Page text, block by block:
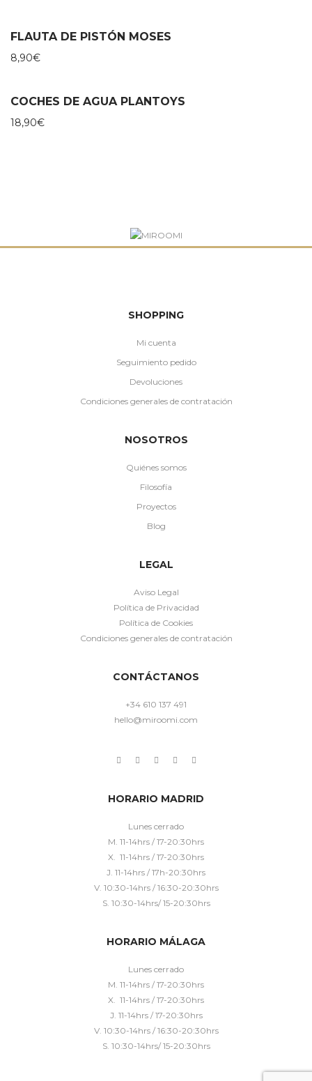
FLAUTA DE PISTÓN MOSES
8,90€
COCHES DE AGUA PLANTOYS
18,90€
SHOPPING
Mi cuenta
Seguimiento pedido
Devoluciones
Condiciones generales de contratación
NOSOTROS
Quiénes somos
Filosofía
Proyectos
Blog
LEGAL
Aviso Legal
Política de Privacidad
Política de Cookies
Condiciones generales de contratación
CONTÁCTANOS
+34 610 137 491
hello@miroomi.com
HORARIO MADRID
Lunes cerrado
M. 11-14hrs / 17-20:30hrs
X. 11-14hrs / 17-20:30hrs
J. 11-14hrs / 17h-20:30hrs
V. 10:30-14hrs / 16:30-20:30hrs
S. 10:30-14hrs/ 15-20:30hrs
HORARIO MÁLAGA
Lunes cerrado
M. 11-14hrs / 17-20:30hrs
X. 11-14hrs / 17-20:30hrs
J. 11-14hrs / 17-20:30hrs
V. 10:30-14hrs / 16:30-20:30hrs
S. 10:30-14hrs/ 15-20:30hrs